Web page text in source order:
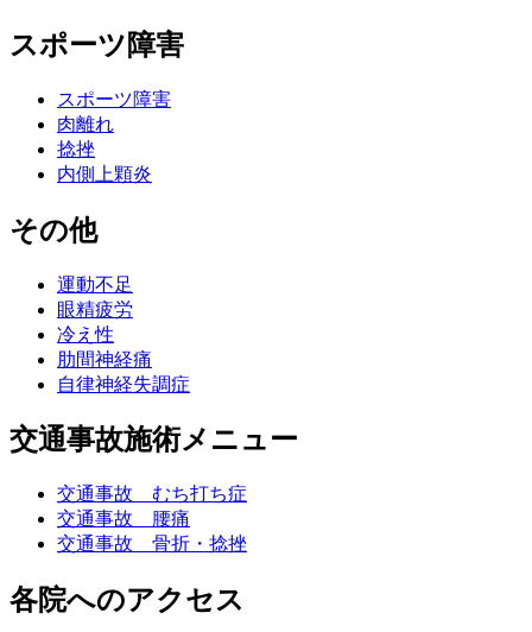
スポーツ障害
スポーツ障害
肉離れ
捻挫
内側上顆炎
その他
運動不足
眼精疲労
冷え性
肋間神経痛
自律神経失調症
交通事故施術メニュー
交通事故 むち打ち症
交通事故 腰痛
交通事故 骨折・捻挫
各院へのアクセス